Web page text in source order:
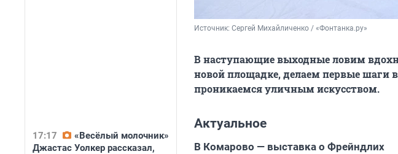
17:17
«Весёлый молочник»
Джастас Уолкер рассказал,
Источник: Сергей Михайличенко / «Фонтанка.ру»
В наступающие выходные ловим
новой площадке, делаем первые шаги
проникаемся уличным искусством.
Актуальное
В Комарово — выставка о Фрейндлих